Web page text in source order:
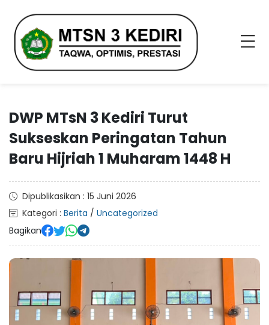
DWP MTsN 3 Kediri Turut
Sukseskan Peringatan Tahun
Baru Hijriah 1 Muharam 1448 H
Dipublikasikan : 15 Juni 2026
Kategori : Berita / Uncategorized
Bagikan